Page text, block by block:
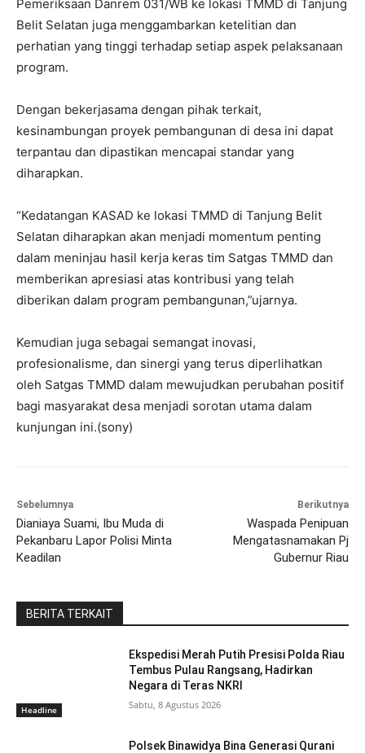
Pemeriksaan Danrem 031/WB ke lokasi TMMD di Tanjung
Belit Selatan juga menggambarkan ketelitian dan
perhatian yang tinggi terhadap setiap aspek pelaksanaan
program.
Dengan bekerjasama dengan pihak terkait,
kesinambungan proyek pembangunan di desa ini dapat
terpantau dan dipastikan mencapai standar yang
diharapkan.
“Kedatangan KASAD ke lokasi TMMD di Tanjung Belit
Selatan diharapkan akan menjadi momentum penting
dalam meninjau hasil kerja keras tim Satgas TMMD dan
memberikan apresiasi atas kontribusi yang telah
diberikan dalam program pembangunan,”ujarnya.
Kemudian juga sebagai semangat inovasi,
profesionalisme, dan sinergi yang terus diperlihatkan
oleh Satgas TMMD dalam mewujudkan perubahan positif
bagi masyarakat desa menjadi sorotan utama dalam
kunjungan ini.(sony)
Sebelumnya
Dianiaya Suami, Ibu Muda di
Pekanbaru Lapor Polisi Minta
Keadilan
Berikutnya
Waspada Penipuan
Mengatasnamakan Pj
Gubernur Riau
BERITA TERKAIT
Headline
Ekspedisi Merah Putih Presisi Polda Riau
Tembus Pulau Rangsang, Hadirkan
Negara di Teras NKRI
Sabtu, 8 Agustus 2026
Polsek Binawidya Bina Generasi Qurani